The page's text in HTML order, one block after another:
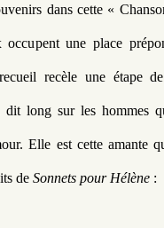
dans cette «
une place
recèle une étape
dit long sur les hommes
Elle est cette amante
de Sonnets pour Hélène :